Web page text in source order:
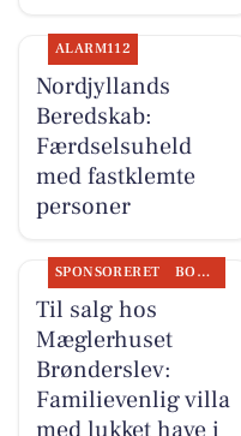
ALARM112
Nordjyllands
Beredskab:
Færdselsuheld
med fastklemte
personer
SPONSORERET BOLIGMARKED
Til salg hos
Mæglerhuset
Brønderslev:
Familievenlig villa